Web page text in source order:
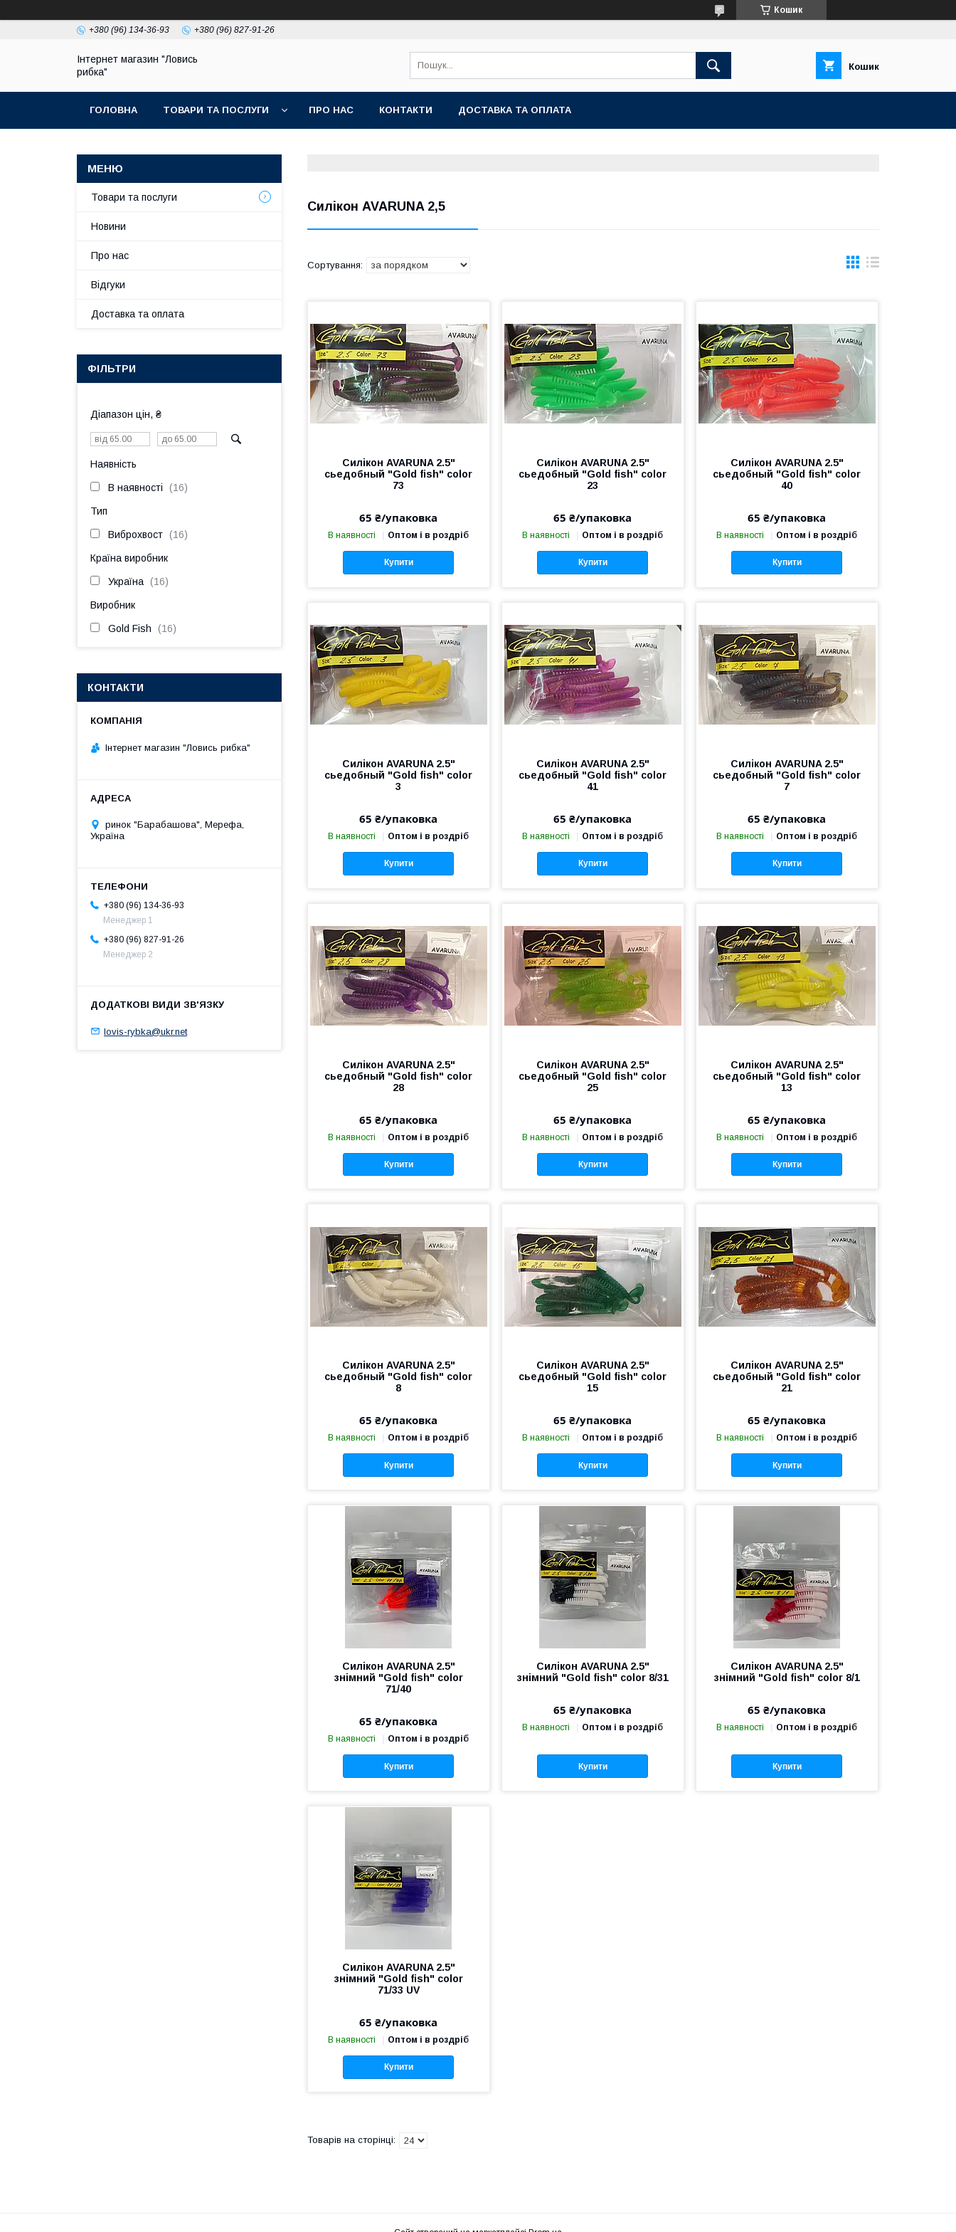
Кошик
+380 (96) 134-36-93 +380 (96) 827-91-26
Інтернет магазин "Ловись
рибка"
Кошик
ГОЛОВНА ТОВАРИ ТА ПОСЛУГИ ПРО НАС КОНТАКТИ ДОСТАВКА ТА ОПЛАТА
Силікон AVARUNA 2,5
Силікон AVARUNA 2.5"
сьедобный "Gold fish" color
73
65 ₴/упаковка
В наявності Оптом і в роздріб
Купити
Силікон AVARUNA 2.5"
сьедобный "Gold fish" color
23
65 ₴/упаковка
В наявності Оптом і в роздріб
Купити
Силікон AVARUNA 2.5"
сьедобный "Gold fish" color
40
65 ₴/упаковка
В наявності Оптом і в роздріб
Купити
Силікон AVARUNA 2.5"
сьедобный "Gold fish" color
3
65 ₴/упаковка
В наявності Оптом і в роздріб
Купити
Силікон AVARUNA 2.5"
сьедобный "Gold fish" color
41
65 ₴/упаковка
В наявності Оптом і в роздріб
Купити
Силікон AVARUNA 2.5"
сьедобный "Gold fish" color
7
65 ₴/упаковка
В наявності Оптом і в роздріб
Купити
Силікон AVARUNA 2.5"
сьедобный "Gold fish" color
28
65 ₴/упаковка
В наявності Оптом і в роздріб
Купити
Силікон AVARUNA 2.5"
сьедобный "Gold fish" color
25
65 ₴/упаковка
В наявності Оптом і в роздріб
Купити
Силікон AVARUNA 2.5"
сьедобный "Gold fish" color
13
65 ₴/упаковка
В наявності Оптом і в роздріб
Купити
Силікон AVARUNA 2.5"
сьедобный "Gold fish" color
8
65 ₴/упаковка
В наявності Оптом і в роздріб
Купити
Силікон AVARUNA 2.5"
сьедобный "Gold fish" color
15
65 ₴/упаковка
В наявності Оптом і в роздріб
Купити
Силікон AVARUNA 2.5"
сьедобный "Gold fish" color
21
65 ₴/упаковка
В наявності Оптом і в роздріб
Купити
Силікон AVARUNA 2.5"
знімний "Gold fish" color
71/40
65 ₴/упаковка
В наявності Оптом і в роздріб
Купити
Силікон AVARUNA 2.5"
знімний "Gold fish" color 8/31
65 ₴/упаковка
В наявності Оптом і в роздріб
Купити
Силікон AVARUNA 2.5"
знімний "Gold fish" color 8/1
65 ₴/упаковка
В наявності Оптом і в роздріб
Купити
Силікон AVARUNA 2.5"
знімний "Gold fish" color
71/33 UV
65 ₴/упаковка
В наявності Оптом і в роздріб
Купити
Товари та послуги
Новини
Про нас
Відгуки
Доставка та оплата
ФІЛЬТРИ
Діапазон цін, ₴
Наявність
В наявності 16
Тип
Виброхвост 16
Країна виробник
Україна 16
Виробник
Gold Fish 16
КОНТАКТИ
Інтернет магазин "Ловись рибка"
ринок "Барабашова", Мерефа,
Україна
+380 (96) 134-36-93
Менеджер 1
+380 (96) 827-91-26
Менеджер 2
lovis-rybka@ukr.net